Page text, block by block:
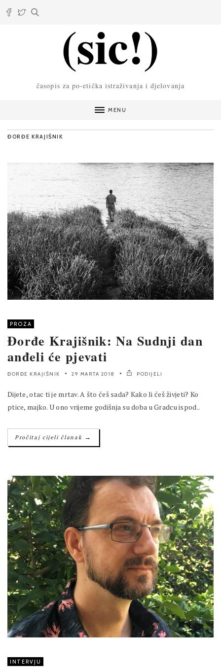
časopis za po-etička istraživanja i djelovanja
MENU
ĐORĐE KRAJIŠNIK
PROZA
Đorđe Krajišnik: Na Sudnji dan
anđeli će pjevati
ĐORĐE KRAJIŠNIK 29 MARTA 2018 PODIJELI
Dijete, otac ti je mrtav. A što ćeš sada? Kako li ćeš živjeti? Ko
ptice, majko. U ono vrijeme godišnja su doba u Gradcu ispod..
Pročitaj cijeli članak →
INTERVJU